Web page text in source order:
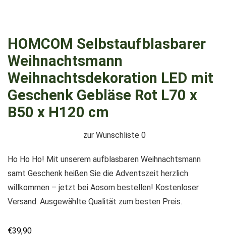
HOMCOM Selbstaufblasbarer
Weihnachtsmann
Weihnachtsdekoration LED mit
Geschenk Gebläse Rot L70 x
B50 x H120 cm
zur Wunschliste 0
Ho Ho Ho! Mit unserem aufblasbaren Weihnachtsmann
samt Geschenk heißen Sie die Adventszeit herzlich
willkommen – jetzt bei Aosom bestellen! Kostenloser
Versand. Ausgewählte Qualität zum besten Preis.
€39,90